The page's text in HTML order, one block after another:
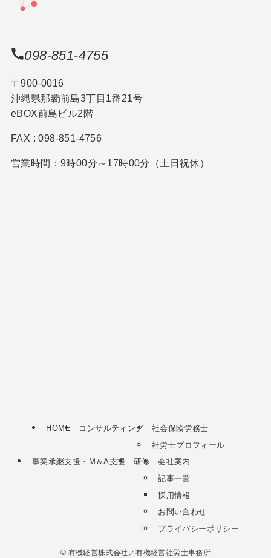
098-851-4755
〒900-0016
沖縄県那覇前島3丁目1番21号
eBOX前島ビル2階
FAX : 098-851-4756
営業時間：9時00分～17時00分（土日祝休）
HOME コンサルティング
社会保険労務士
社労士プロフィール
事業承継支援・M＆A支援
研修
会社案内
記事一覧
採用情報
お問い合わせ
プライバシーポリシー
© 有機経営株式会社／有機経営社労士事務所